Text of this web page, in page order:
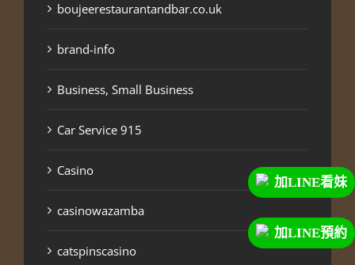
加LINE看妹
加LINE預約
boujeerestaurantandbar.co.uk
brand-info
Business, Small Business
Car Service 915
Casino
casinowazamba
catspinscasino